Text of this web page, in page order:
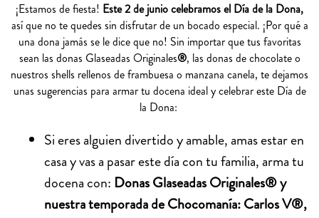
¡Estamos de fiesta! Este 2 de junio celebramos el Día de la Dona,
así que no te quedes sin disfrutar de un bocado especial. ¡Por qué a
una dona jamás se le dice que no! Sin importar que tus favoritas
sean las donas Glaseadas Originales®, las donas de chocolate o
nuestros shells rellenos de frambuesa o manzana canela, te dejamos
unas sugerencias para armar tu docena ideal y celebrar este Día de
la Dona:
Si eres alguien divertido y amable, amas estar en
casa y vas a pasar este día con tu familia, arma tu
docena con: Donas Glaseadas Originales® y
nuestra temporada de Chocomanía: Carlos V®,